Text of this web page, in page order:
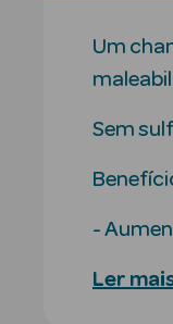
Um
Sem
-
Ler